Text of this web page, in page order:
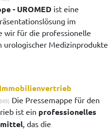
- UROMED ist eine
im
wir für die professionelle
urologischer Medizinprodukte
Die Pressemappe für den
ist ein professionelles
, das die